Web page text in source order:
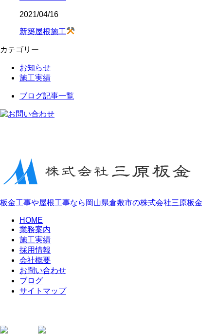
2021/04/16
新築屋根施工
カテゴリー
お知らせ
施工実績
ブログ記事一覧
板金工事や屋根工事なら岡山県倉敷市の株式会社三原板金
HOME
業務案内
施工実績
採用情報
会社概要
お問い合わせ
ブログ
サイトマップ